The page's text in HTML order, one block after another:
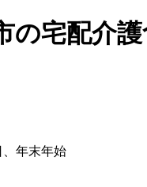
の宅配介
年末年始